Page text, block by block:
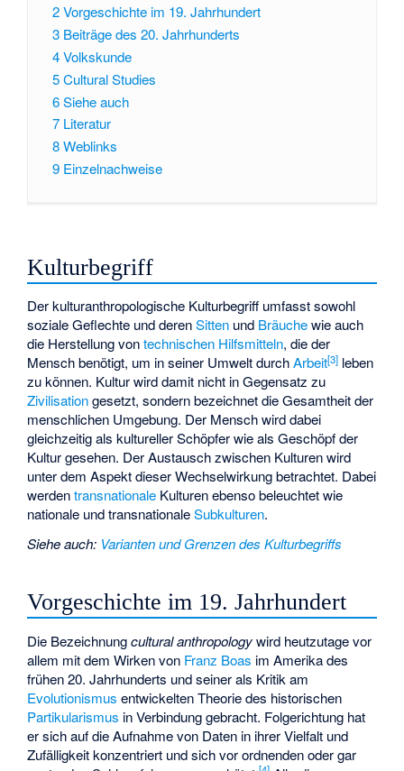
2Vorgeschichte im 19. Jahrhundert
3 Beiträge des 20. Jahrhunderts
4Volkskunde
5Cultural Studies
6Siehe auch
7 Literatur
8Weblinks
9 Einzelnachweise
Kulturbegriff
Der kulturanthropologische Kulturbegriff umfasst sowohl
soziale Geflechte und derenSitten und Bräuchewie auch
die Herstellung vontechnischen Hilfsmitteln, die der
Mensch benötigt, um in seiner Umwelt durchArbeit[3] leben
zu können. Kultur wird damit nicht in Gegensatz zu
Zivilisationgesetzt, sondern bezeichnet die Gesamtheit der
menschlichen Umgebung. Der Mensch wird dabei
gleichzeitig als kultureller Schöpfer wie als Geschöpf der
Kultur gesehen. Der Austausch zwischen Kulturen wird
unter dem Aspekt dieser Wechselwirkung betrachtet. Dabei
werdentransnationale Kulturen ebenso beleuchtet wie
nationale und transnationaleSubkulturen.
Siehe auch: Varianten und Grenzen des Kulturbegriffs
Vorgeschichte im 19. Jahrhundert
Die Bezeichnungcultural anthropologywird heutzutage vor
allem mit dem Wirken von Franz Boas im Amerika des
frühen 20. Jahrhunderts und seiner als Kritik am
Evolutionismus entwickelten Theorie des historischen
Partikularismus in Verbindung gebracht. Folgerichtung hat
er sich auf die Aufnahme von Daten in ihrer Vielfalt und
Zufälligkeit konzentriert und sich vor ordnenden oder gar